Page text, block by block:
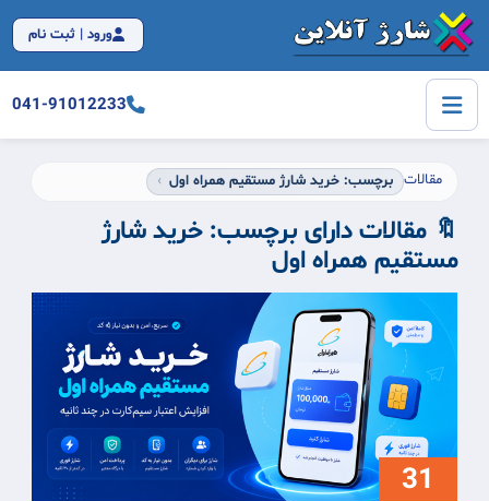
ورود | ثبت نام
041-91012233
مقالات برچسب: خرید شارژ مستقیم همراه اول
🔖 مقالات دارای برچسب: خرید شارژ
مستقیم همراه اول
31